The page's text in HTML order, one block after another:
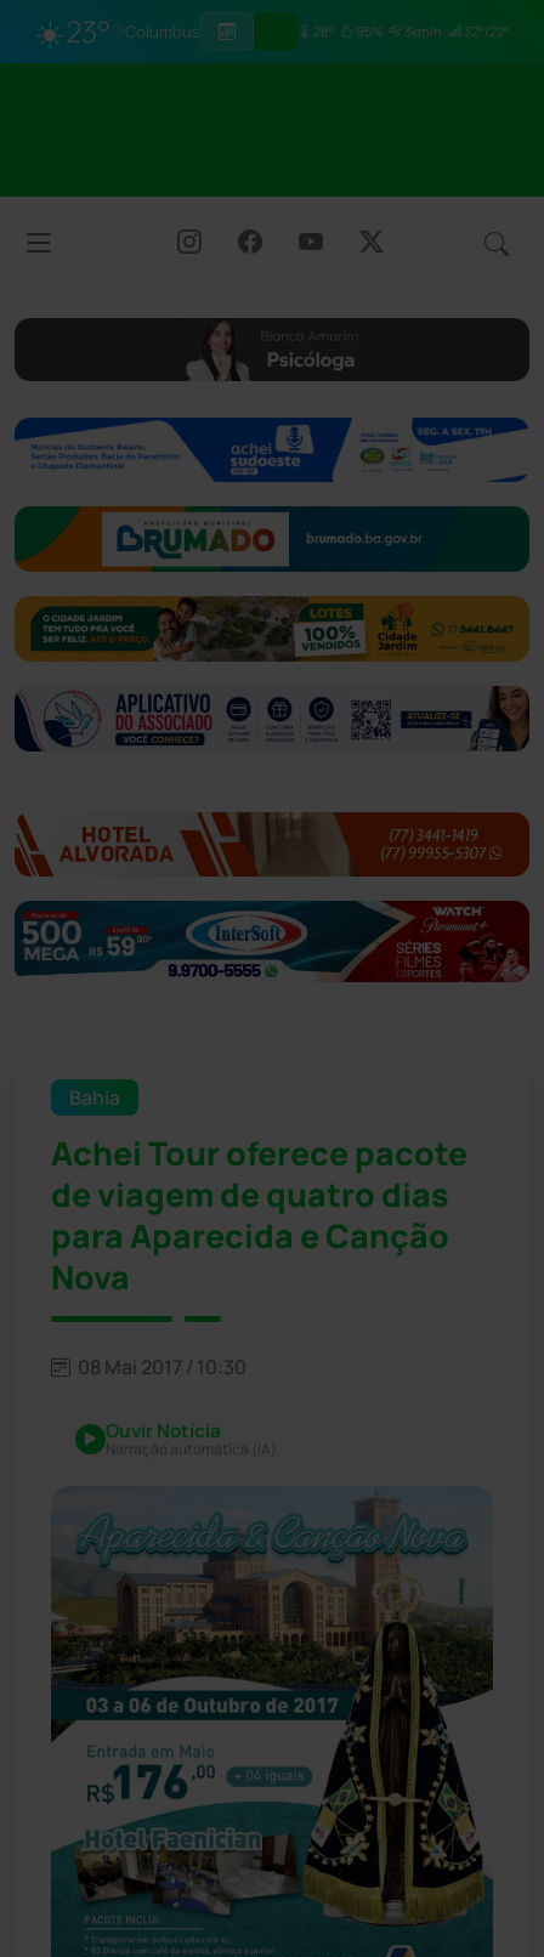
☀️23° Columbus 28° 95% 3km/h 32°/22°
Bahia
Achei Tour oferece pacote
de viagem de quatro dias
para Aparecida e Canção
Nova
08 Mai 2017 / 10:30
Ouvir Notícia
Narração automática (IA)